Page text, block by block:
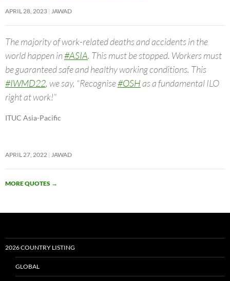
APRIL 28, 2023 JAWAD
The majority of work-related deaths and accidents in the
world happen in#ASIA. This must be stopped. Workers must
be guaranteed safe and healthy working conditions. This
#IWMD22, we say, “Recognise#OSHas a fundamental ILO
right at work!”
ITUC Asia-Pacific
APRIL 27, 2022 JAWAD
MORE QUOTES →
2026 COUNTRY LISTING
GLOBAL